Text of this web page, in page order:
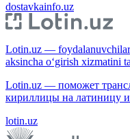
dostavkainfo.uz
Lotin.uz —
aksincha o‘girish xizmatini
Lotin.uz — поможет
кириллицы на латиницу
lotin.uz